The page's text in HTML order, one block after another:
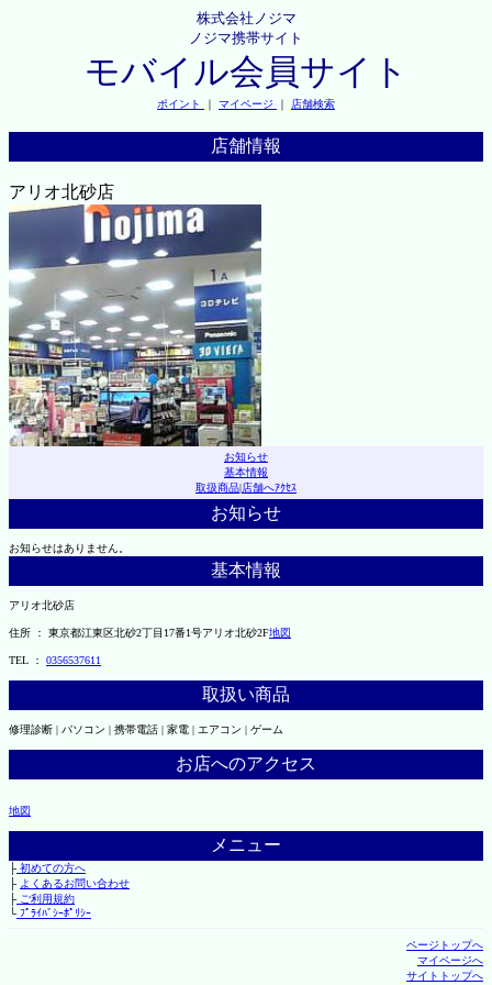
株式会社ノジマ
ノジマ携帯サイト
モバイル会員サイト
ポイント ｜ マイページ ｜ 店舗検索
店舗情報
アリオ北砂店
お知らせ
基本情報
取扱商品|店舗へｱｸｾｽ
お知らせ
お知らせはありません。
基本情報
アリオ北砂店
住所 ： 東京都江東区北砂2丁目17番1号アリオ北砂2F地図
TEL ： 0356537611
取扱い商品
修理診断 | パソコン | 携帯電話 | 家電 | エアコン | ゲーム
お店へのアクセス
地図
メニュー
├初めての方へ
├ よくあるお問い合わせ
├ご利用規約
└ﾌﾟﾗｲﾊﾞｼｰﾎﾟﾘｼｰ
ページトップへ
マイページへ
サイトトップへ